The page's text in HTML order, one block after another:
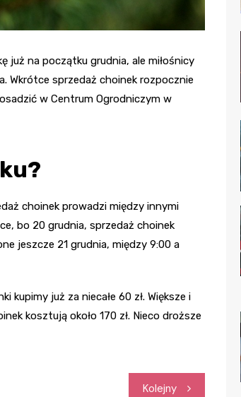
już na początku grudnia, ale miłośnicy
Wkrótce sprzedaż choinek rozpocznie
w Centrum Ogrodniczym w
choinek prowadzi między innymi
bo 20 grudnia, sprzedaż choinek
jeszcze 21 grudnia, między 9:00 a
kupimy już za niecałe 60 zł. Większe i
kosztują około 170 zł. Nieco droższe
Kolejny